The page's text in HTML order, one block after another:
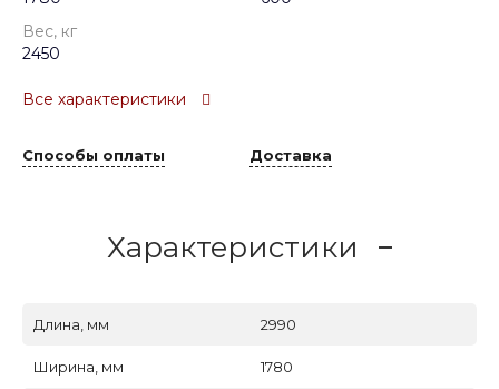
Вес, кг
2450
Все характеристики
Способы оплаты Доставка
Характеристики
Длина, мм 2990
Ширина, мм 1780